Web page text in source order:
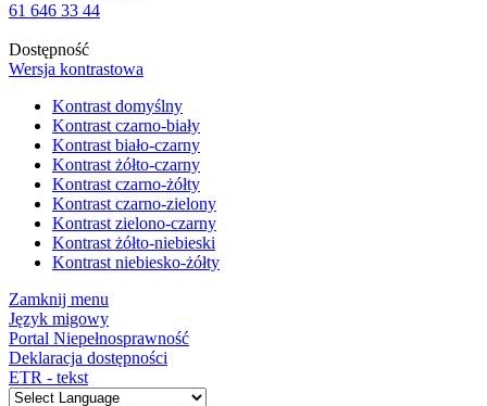
61 646 33 44
Dostępność
Wersja kontrastowa
Kontrast domyślny
Kontrast czarno-biały
Kontrast biało-czarny
Kontrast żółto-czarny
Kontrast czarno-żółty
Kontrast czarno-zielony
Kontrast zielono-czarny
Kontrast żółto-niebieski
Kontrast niebiesko-żółty
Zamknij menu
Język migowy
Portal Niepełnosprawność
Deklaracja dostępności
ETR - tekst